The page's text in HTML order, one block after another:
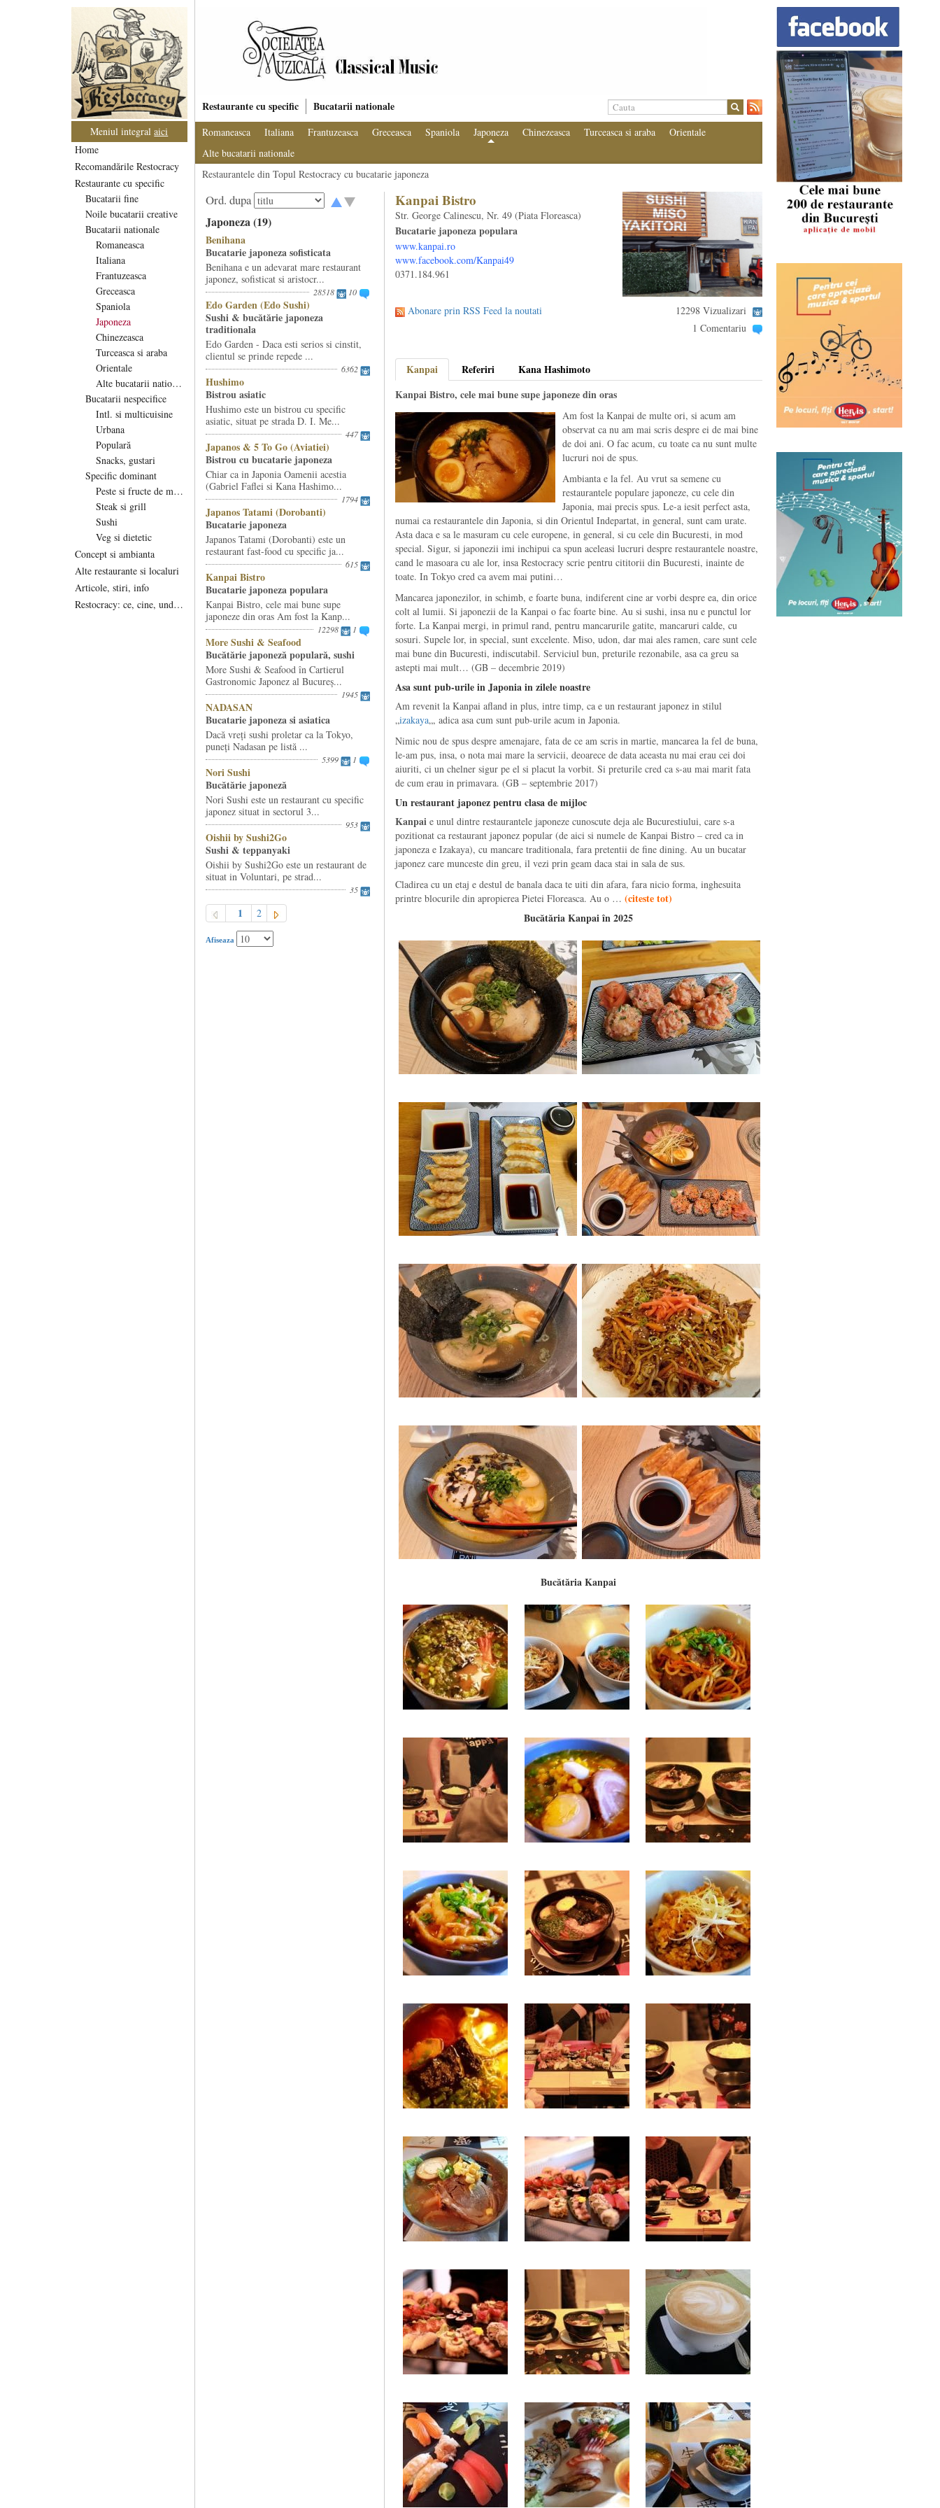
Meniul integralaici
Home
Recomandările Restocracy
Restaurante cu specific
Bucatarii fine
Noile bucatarii creative
Bucatarii nationale
Romaneasca
Italiana
Frantuzeasca
Greceasca
Spaniola
Japoneza
Chinezeasca
Turceasca si araba
Orientale
Alte bucatarii nationale
Bucatarii nespecifice
Intl. si multicuisine
Urbana
Populară
Snacks, gustari
Specific dominant
Peste si fructe de mare
Steak si grill
Sushi
Veg si dietetic
Concept si ambianta
Alte restaurante si localuri
Articole, stiri, info
Restocracy: ce, cine, unde...
Restaurante cu specific Bucatarii nationale
Romaneasca Italiana Frantuzeasca Greceasca Spaniola Japoneza Chinezeasca Turceasca si araba
Orientale
Alte bucatarii nationale
Restaurantele din Topul Restocracy cu bucatarie japoneza
Ord. dupa
Japoneza (19)
Benihana
Bucatarie japoneza sofisticata
Benihana e un adevarat mare restaurant
japonez, sofisticat si aristocr...
28518 10
Edo Garden (Edo Sushi)
Sushi & bucătărie japoneza
traditionala
Edo Garden - Daca esti serios si cinstit,
clientul se prinde repede ...
6362
Hushimo
Bistrou asiatic
Hushimo este un bistrou cu specific
asiatic, situat pe strada D. I. Me...
447
Japanos & 5 To Go (Aviatiei)
Bistrou cu bucatarie japoneza
Chiar ca in Japonia Oamenii acestia
(Gabriel Faflei si Kana Hashimo...
1794
Japanos Tatami (Dorobanti)
Bucatarie japoneza
Japanos Tatami (Dorobanti) este un
restaurant fast-food cu specific ja...
615
Kanpai Bistro
Bucatarie japoneza populara
Kanpai Bistro, cele mai bune supe
japoneze din oras Am fost la Kanp...
12298 1
More Sushi & Seafood
Bucătărie japoneză populară, sushi
More Sushi & Seafood în Cartierul
Gastronomic Japonez al Bucureș...
1945
NADASAN
Bucatarie japoneza si asiatica
Dacă vreți sushi proletar ca la Tokyo,
puneți Nadasan pe listă ...
5399 1
Nori Sushi
Bucătărie japoneză
Nori Sushi este un restaurant cu specific
japonez situat in sectorul 3...
953
Oishii by Sushi2Go
Sushi & teppanyaki
Oishii by Sushi2Go este un restaurant de
situat in Voluntari, pe strad...
35
1 2
Afiseaza
Kanpai Bistro
Str. George Calinescu, Nr. 49 (Piata Floreasca)
Bucatarie japoneza populara
www.kanpai.ro
www.facebook.com/Kanpai49
0371.184.961
Abonare prin RSS Feed la noutati
12298 Vizualizari
1 Comentariu
Kanpai Referiri
Kana Hashimoto
Kanpai Bistro, cele mai bune supe japoneze din oras
Am fost la Kanpai de multe ori, si acum am
observat ca nu am mai scris despre ei de mai bine
de doi ani. O fac acum, cu toate ca nu sunt multe
lucruri noi de spus.
Ambianta e la fel. Au vrut sa semene cu
restaurantele populare japoneze, cu cele din
Japonia, mai precis spus. Le-a iesit perfect asta,
numai ca restaurantele din Japonia, si din Orientul Indepartat, in general, sunt cam urate.
Asta daca e sa le masuram cu cele europene, in general, si cu cele din Bucuresti, in mod
special. Sigur, si japonezii imi inchipui ca spun aceleasi lucruri despre restaurantele noastre,
cand le masoara cu ale lor, insa Restocracy scrie pentru cititorii din Bucuresti, inainte de
toate. In Tokyo cred ca avem mai putini…
Mancarea japonezilor, in schimb, e foarte buna, indiferent cine ar vorbi despre ea, din orice
colt al lumii. Si japonezii de la Kanpai o fac foarte bine. Au si sushi, insa nu e punctul lor
forte. La Kanpai mergi, in primul rand, pentru mancarurile gatite, mancaruri calde, cu
sosuri. Supele lor, in special, sunt excelente. Miso, udon, dar mai ales ramen, care sunt cele
mai bune din Bucuresti, indiscutabil. Serviciul bun, preturile rezonabile, asa ca greu sa
astepti mai mult… (GB – decembrie 2019)
Asa sunt pub-urile in Japonia in zilele noastre
Am revenit la Kanpai afland in plus, intre timp, ca e un restaurant japonez in stilul
„izakaya„, adica asa cum sunt pub-urile acum in Japonia.
Nimic nou de spus despre amenajare, fata de ce am scris in martie, mancarea la fel de buna,
le-am pus, insa, o nota mai mare la servicii, deoarece de data aceasta nu mai erau cei doi
aiuriti, ci un chelner sigur pe el si placut la vorbit. Si preturile cred ca s-au mai marit fata
de cum erau in primavara. (GB – septembrie 2017)
Un restaurant japonez pentru clasa de mijloc
Kanpaie unul dintre restaurantele japoneze cunoscute deja ale Bucurestiului, care s-a
pozitionat ca restaurant japonez popular (de aici si numele de Kanpai Bistro – cred ca in
japoneza e Izakaya), cu mancare traditionala, fara pretentii de fine dining. Au un bucatar
japonez care munceste din greu, il vezi prin geam daca stai in sala de sus.
Cladirea cu un etaj e destul de banala daca te uiti din afara, fara nicio forma, inghesuita
printre blocurile din apropierea Pietei Floreasca. Au o … (citeste tot)
Bucătăria Kanpai în 2025
Bucătăria Kanpai